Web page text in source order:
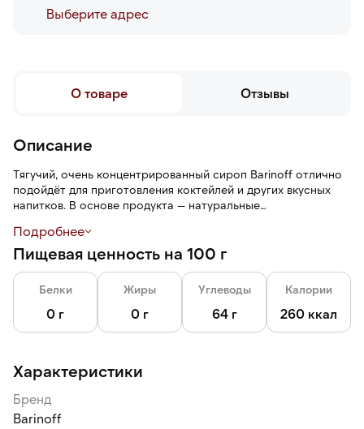
Выберите адреc
О товаре Отзывы
Описание
Тягучий, очень концентрированный сироп Barinoff отлично
подойдёт для приготовления коктейлей и других вкусных
напитков. В основе продукта — натуральные
насыщенного вкуса и мягкого фруктового аромата.
Сироп используется в качестве добавки для кофейных
напитков, холодного чая, лимонада, содовой, его можно
добавлять в алкогольные напитки, мороженое, десерты.
Стеклянная бутылка экологична, безопасна, не пропускает
Подробнее
Пищевая ценность на 100 г
Белки
0 г
Жиры
0 г
Углеводы
64 г
Калории
260 ккал
Характеристики
Бренд
Barinoff